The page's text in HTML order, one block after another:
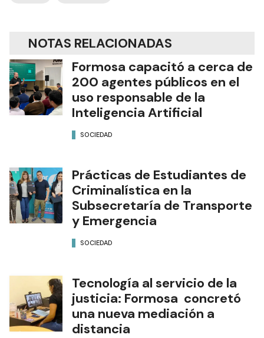
NOTAS RELACIONADAS
Formosa capacitó a cerca de
200 agentes públicos en el
uso responsable de la
Inteligencia Artificial
SOCIEDAD
Prácticas de Estudiantes de
Criminalística en la
Subsecretaría de Transporte
y Emergencia
SOCIEDAD
Tecnología al servicio de la
justicia: Formosa concretó
una nueva mediación a
distancia